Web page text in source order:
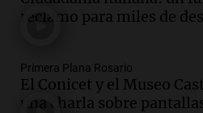
semestre de 2026
Panorama Federal
Audio. La santafesina
Reinheimer fue
mundial: "La ciencia
reclamo para miles de
Primera Plana Rosario
El Conicet y el Museo
una charla sobre